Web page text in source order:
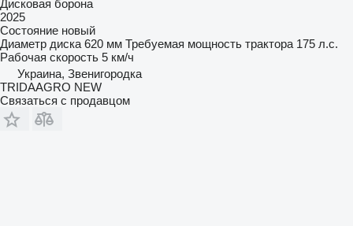
Дисковая борона
2025
Состояние новый
Диаметр диска 620 мм Требуемая мощность трактора 175 л.с.
Рабочая скорость 5 км/ч
Украина, Звенигородка
TRIDAAGRO NEW
Связаться с продавцом